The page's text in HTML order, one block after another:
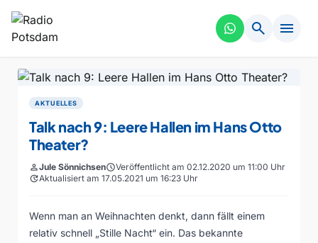
search menu
AKTUELLES
Talk nach 9: Leere Hallen im Hans Otto
Theater?
personJule SönnichsenscheduleVeröffentlicht am 02.12.2020 um 11:00 Uhr
updateAktualisiert am 17.05.2021 um 16:23 Uhr
Wenn man an Weihnachten denkt, dann fällt einem
relativ schnell „Stille Nacht“ ein. Das bekannte